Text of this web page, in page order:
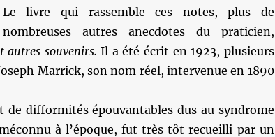
Le livre qui rassemble ces notes, plus de
nombreuses autres anecdotes du praticien,
autres souvenirs.Il a été écrit en 1923, plusieurs
Marrick, son nom réel, intervenue en 1890
de difformités épouvantables dus au syndrome
à l’époque, fut très tôt recueilli par un